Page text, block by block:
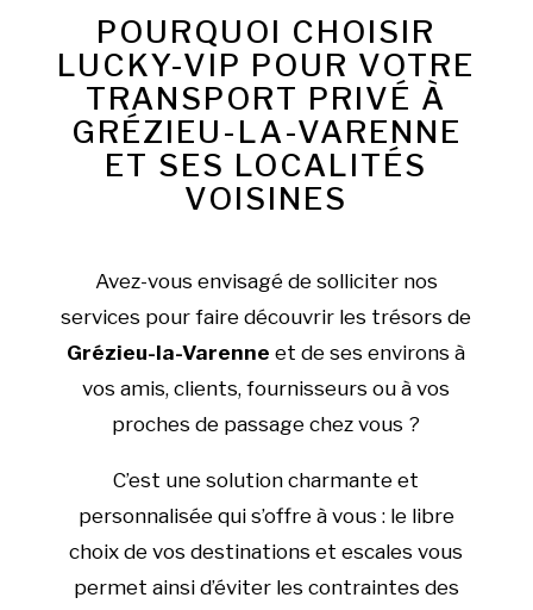
POURQUOI CHOISIR
LUCKY-VIP POUR VOTRE
TRANSPORT PRIVÉ À
GRÉZIEU-LA-VARENNE
ET SES LOCALITÉS
VOISINES
Avez-vous envisagé de solliciter nos
services pour faire découvrir les trésors de
Grézieu-la-Varenne et de ses environs à
vos amis, clients, fournisseurs ou à vos
proches de passage chez vous ?
C’est une solution charmante et
personnalisée qui s’offre à vous : le libre
choix de vos destinations et escales vous
permet ainsi d’éviter les contraintes des